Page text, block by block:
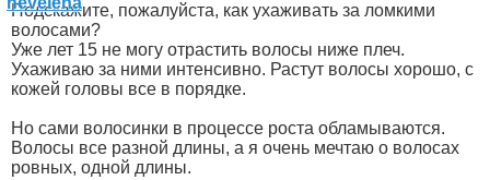
Подскажите, пожалуйста, как ухаживать за ломкими
волосами?
Уже лет 15 не могу отрастить волосы ниже плеч.
Ухаживаю за ними интенсивно. Растут волосы хорошо, с
кожей головы все в порядке.
Но сами волосинки в процессе роста обламываются.
Волосы все разной длины, а я очень мечтаю о волосах
ровных, одной длины.